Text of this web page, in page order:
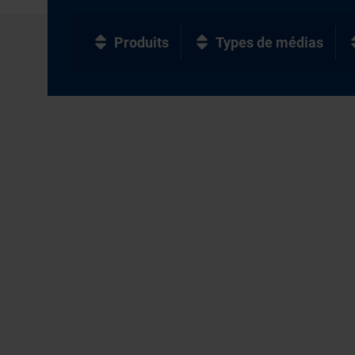
Produits Types de médias